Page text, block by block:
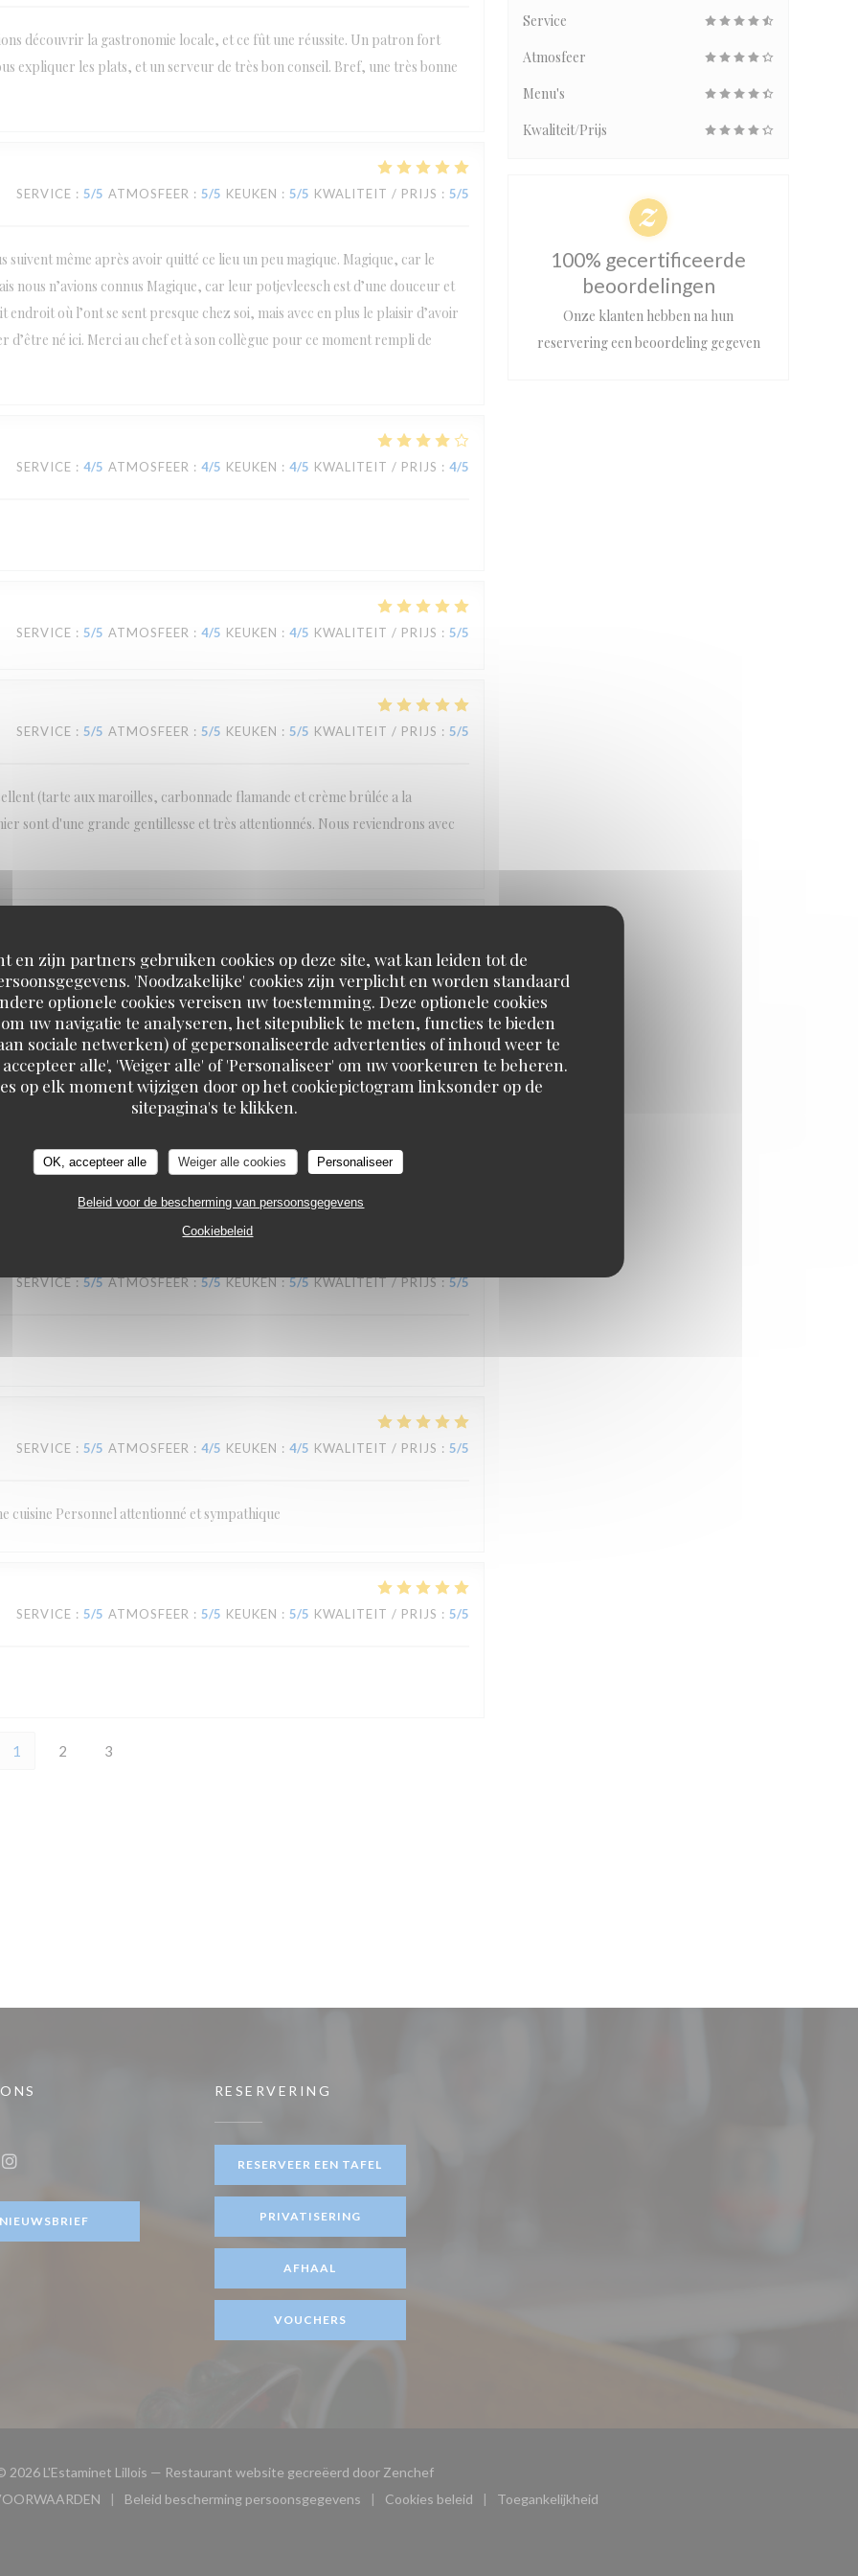
en zijn partners gebruiken cookies op deze site, wat kan leiden tot de
'Noodzakelijke' cookies zijn verplicht en worden standaard
optionele cookies vereisen uw toestemming. Deze optionele cookies
uw navigatie te analyseren, het sitepubliek te meten, functies te bieden
sociale netwerken) of gepersonaliseerde advertenties of inhoud weer te
alle', 'Weiger alle' of 'Personaliseer' om uw voorkeuren te beheren.
op elk moment wijzigen door op het cookiepictogram linksonder op de
sitepagina's te klikken.
OK, accepteer alle Weiger alle cookies Personaliseer
Beleid voor de bescherming van persoonsgegevens
Cookiebeleid
découvrir la gastronomie locale, et ce fût une réussite. Un patron fort
expliquer les plats, et un serveur de très bon conseil. Bref, une très bonne
SERVICE : 5/5 ATMOSFEER : 5/5 KEUKEN : 5/5 KWALITEIT / PRIJS : 5/5
même après avoir quitté ce lieu un peu magique. Magique, car le
nous n’avions connus Magique, car leur potjevleesch est d’une douceur et
endroit où l’ont se sent presque chez soi, mais avec en plus le plaisir d’avoir
d’être né ici. Merci au chef et à son collègue pour ce moment rempli de
SERVICE : 4/5 ATMOSFEER : 4/5 KEUKEN : 4/5 KWALITEIT / PRIJS : 4/5
SERVICE : 5/5 ATMOSFEER : 4/5 KEUKEN : 4/5 KWALITEIT / PRIJS : 5/5
SERVICE : 5/5 ATMOSFEER : 5/5 KEUKEN : 5/5 KWALITEIT / PRIJS : 5/5
(tarte aux maroilles, carbonnade flamande et crème brûlée a la
sont d'une grande gentillesse et très attentionnés. Nous reviendrons avec
SERVICE ATMOSFEER: KEUKEN /5 KWALITEIT / PRIJS: 5 /5
que nous sommes avons été ravis ! Nous recommandons !
ATMOSFEER: 4 /5 KEUKEN: 5
nous y reviendrons !
SERVICE: 5/5 ATMOSFEER: 5/5 KEUKEN: 5/5 KWALITEIT / PRIJS: 5/5
SERVICE : 5/5 ATMOSFEER : 4/5 KEUKEN : 4/5 KWALITEIT / PRIJS : 5/5
cuisine Personnel attentionné et sympathique
SERVICE : 5/5 ATMOSFEER : 5/5 KEUKEN : 5/5 KWALITEIT / PRIJS : 5/5
1 2 3
Service
Atmosfeer
Menu's
Kwaliteit/Prijs
100% gecertificeerde
beoordelingen
Onze klanten hebben na hun
reservering een beoordeling gegeven
NIEUWSBRIEF
RESERVERING
RESERVEER EEN TAFEL
PRIVATISERING
AFHAAL
VOUCHERS
2026 L'Estaminet Lillois — Restaurant website gecreëerd door Zenchef((opent in een nieuw venster))
venster))((opent in een nieuw venster))
Beleid bescherming persoonsgegevens
((opent in een nieuw venster))
Cookies beleid
((opent in een nieuw venster))
Toegankelijkheid
((opent in een nieuw venster))